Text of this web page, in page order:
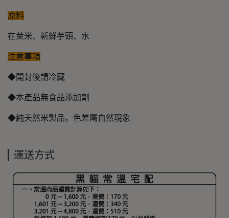
原料
在萊米、新鮮芋頭、水
注意事項
◆開封後請冷藏
◆本產品無食品添加劑
◆純天然米製品，色差屬自然現象
運送方式